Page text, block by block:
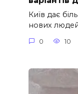
Київ дає
нових
0 10